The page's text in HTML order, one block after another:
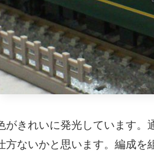
がきれいに発光しています
方ないかと思います。編成を